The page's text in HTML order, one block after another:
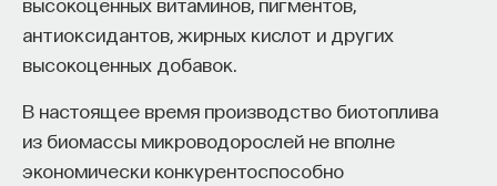
антиоксидантов, жирных кислот и других
высокоценных добавок.
В настоящее время производство биотоплива
из биомассы микроводорослей не вполне
экономически конкурентоспособно
работает только под заказ, он занимает совсем
другую роль. У классического университета есть
редкая возможность — мыслить на длинной
дистанции и реально влиять на будущее: на то,
как будет мыслить элита, как будет устроена
экономика и как в целом будет разворачиваться